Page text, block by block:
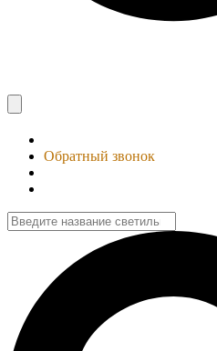
Обратный звонок